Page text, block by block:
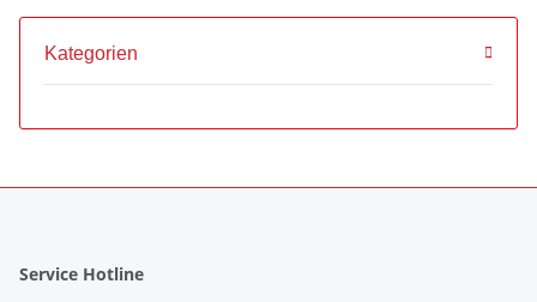
Kategorien
Service Hotline